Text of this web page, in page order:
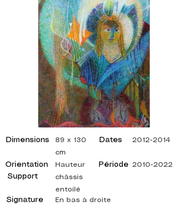
Dimensions
Orientation
Support
Signature
89 x 130
cm
Dates
Période
Hauteur
châssis
entoilé
En bas à droite
2012-2014
2010-2022